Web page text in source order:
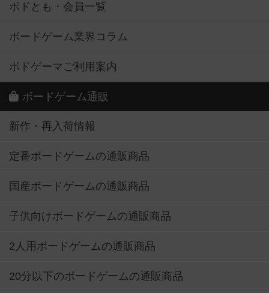
ボドとも・会員一覧
ボードゲーム業界コラム
ボドゲーマご利用案内
ボードゲーム通販
新作・再入荷情報
定番ボードゲームの通販商品
国産ボードゲームの通販商品
子供向けボードゲームの通販商品
2人用ボードゲームの通販商品
20分以下のボードゲームの通販商品